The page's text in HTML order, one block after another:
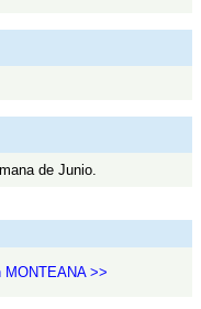
de Junio.
MONTEANA >>